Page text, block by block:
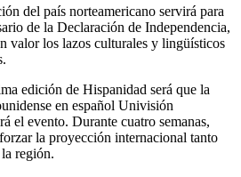
del país norteamericano servirá para
de la Declaración de Independencia,
valor los lazos culturales y lingüísticos
edición de Hispanidad será que la
en español Univisión
el evento. Durante cuatro semanas,
la proyección internacional tanto
región.